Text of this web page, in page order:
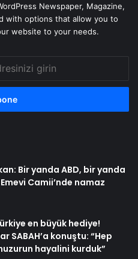
Newspaper, Magazine,
with options that allow you to
website to your needs.
Bir yanda ABD, bir yanda
Camii’nde namaz
en büyük hediye!
SABAH’a konuştu: “Hep
hayalini kurduk”